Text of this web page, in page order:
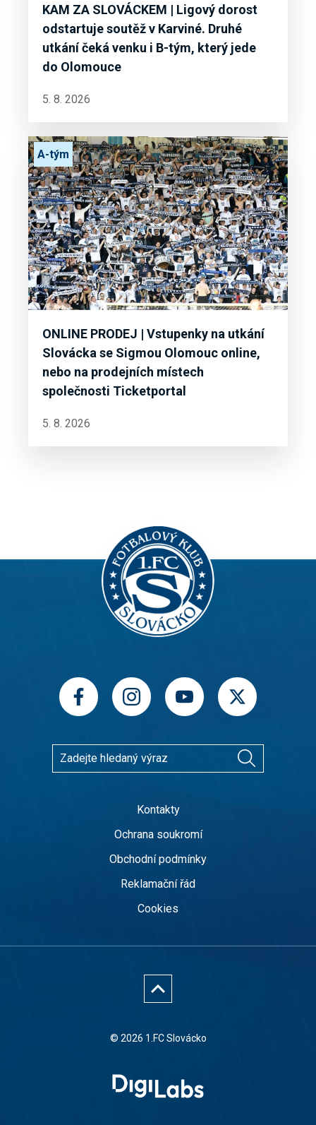
KAM ZA SLOVÁCKEM | Ligový dorost
odstartuje soutěž v Karviné. Druhé
utkání čeká venku i B-tým, který jede
do Olomouce
5. 8. 2026
ONLINE PRODEJ | Vstupenky na utkání
Slovácka se Sigmou Olomouc online,
nebo na prodejních místech
společnosti Ticketportal
A-tým
5. 8. 2026
Kontakty
Ochrana soukromí
Obchodní podmínky
Reklamační řád
Cookies
© 2026 1.FC Slovácko